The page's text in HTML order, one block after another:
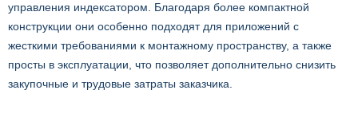
управления индексатором. Благодаря более компактной
конструкции они особенно подходят для приложений с
жесткими требованиями к монтажному пространству, а также
просты в эксплуатации, что позволяет дополнительно снизить
закупочные и трудовые затраты заказчика.